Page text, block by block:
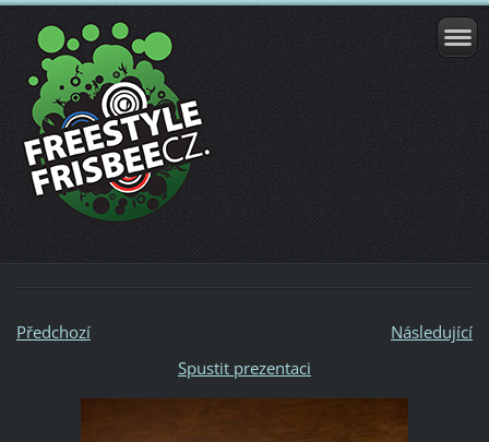
Předchozí
Následující
Spustit prezentaci